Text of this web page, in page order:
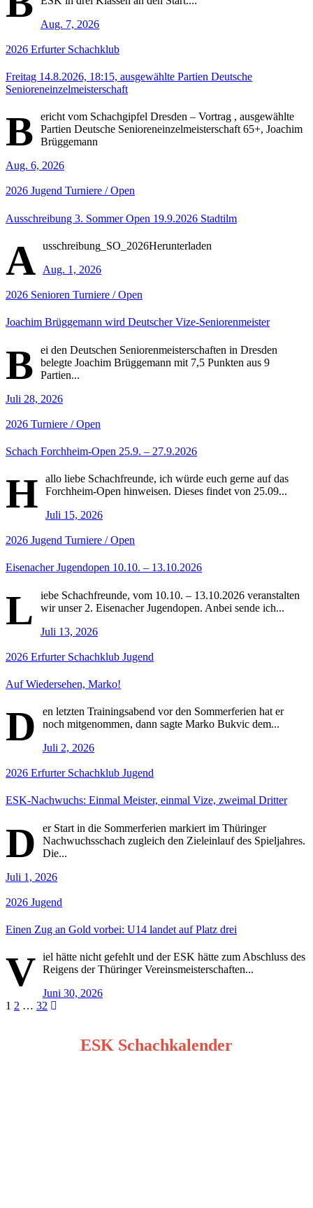
Aug. 7, 2026
2026 Erfurter Schachklub
Freitag 14.8.2026, 18:15, ausgewählte Partien Deutsche
Senioreneinzelmeisterschaft
B
ericht vom Schachgipfel Dresden – Vortrag , ausgewählte
Partien Deutsche Senioreneinzelmeisterschaft 65+, Joachim
Brüggemann
Aug. 6, 2026
2026 Jugend Turniere / Open
Ausschreibung 3. Sommer Open 19.9.2026 Stadtilm
A usschreibung_SO_2026Herunterladen
Aug. 1, 2026
2026 Senioren Turniere / Open
Joachim Brüggemann wird Deutscher Vize-Seniorenmeister
B
ei den Deutschen Seniorenmeisterschaften in Dresden
belegte Joachim Brüggemann mit 7,5 Punkten aus 9
Partien...
Juli 28, 2026
2026 Turniere / Open
Schach Forchheim-Open 25.9. – 27.9.2026
H
allo liebe Schachfreunde, ich würde euch gerne auf das
Forchheim-Open hinweisen. Dieses findet von 25.09...
Juli 15, 2026
2026 Jugend Turniere / Open
Eisenacher Jugendopen 10.10. – 13.10.2026
L
iebe Schachfreunde, vom 10.10. – 13.10.2026 veranstalten
wir unser 2. Eisenacher Jugendopen. Anbei sende ich...
Juli 13, 2026
2026 Erfurter Schachklub Jugend
Auf Wiedersehen, Marko!
D
en letzten Trainingsabend vor den Sommerferien hat er
noch mitgenommen, dann sagte Marko Bukvic dem...
Juli 2, 2026
2026 Erfurter Schachklub Jugend
ESK-Nachwuchs: Einmal Meister, einmal Vize, zweimal Dritter
D
er Start in die Sommerferien markiert im Thüringer
Nachwuchsschach zugleich den Zieleinlauf des Spieljahres.
Die...
Juli 1, 2026
2026 Jugend
Einen Zug an Gold vorbei: U14 landet auf Platz drei
V iel hätte nicht gefehlt und der ESK hätte zum Abschluss des
Reigens der Thüringer Vereinsmeisterschaften...
Juni 30, 2026
Seitennummerierung
1 2 … 32
ESK Schachkalender